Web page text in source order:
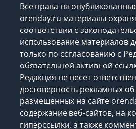
Все права на
orenday.ru материалы
соответствии с
использование материалов
только по согласованию с
обязательной активной
Редакция не несет
достоверность рекламных
размещенных на сайте
содержание веб-сайтов, на
гиперссылки, а также